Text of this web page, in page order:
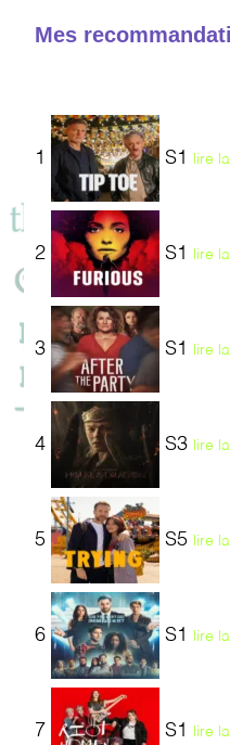
Mes
1 S1 lire
2 S1 lire
3 S1 lire
4 S3 lire
5 S5 lire
6 S1 lire
7 S1 lire